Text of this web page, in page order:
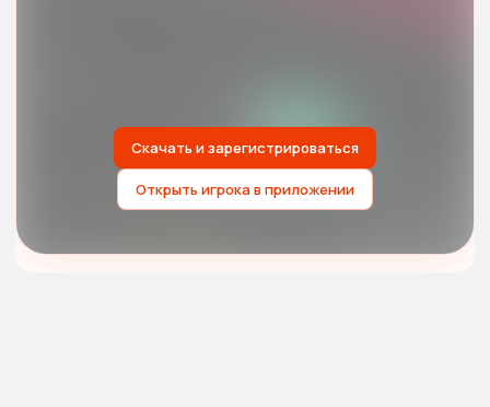
Скачать и зарегистрироваться
Открыть игрока в приложении